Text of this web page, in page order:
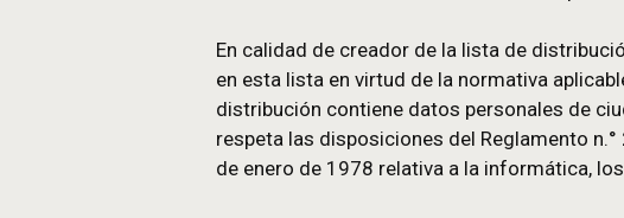
nombre y dirección de
utilizar el servicio.
A fin de prestar su servicio,